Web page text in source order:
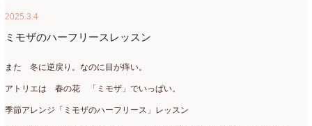
2025.3.4
ミモザのハーフリースレッスン
また 冬に逆戻り。なのに目が痒い。
アトリエは 春の花 「ミモザ」でいっぱい。
季節アレンジ「ミモザのハーフリース」レッスン